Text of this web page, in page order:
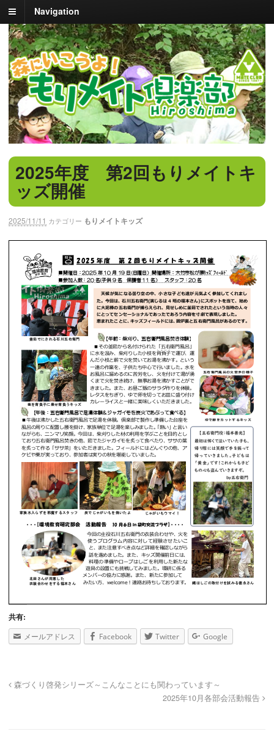
Navigation
2025年度 第2回もりメイトキ
ッズ開催
2025/11/11 カテゴリー もりメイトキッズ
共有:
メールアドレス Facebook Twitter Google
森づくり啓発シリーズ～こんなことにも関わっています～
2025年10月各部会活動報告